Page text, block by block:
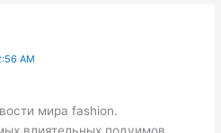
AM
мира fashion.